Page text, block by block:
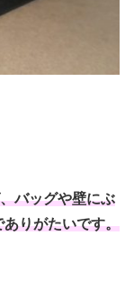
バッグや壁にぶ
りがたいです。